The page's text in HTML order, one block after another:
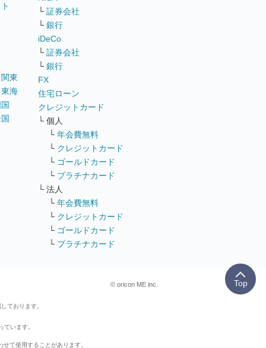
関東
東海
└ 証券会社
└ 銀行
iDeCo
└ 証券会社
└ 銀行
FX
住宅ローン
クレジットカード
└ 個人
└ 年会費無料
└ クレジットカード
└ ゴールドカード
└ プラチナカード
└ 法人
└ 年会費無料
└ クレジットカード
└ ゴールドカード
└ プラチナカード
© oricon ME inc.
ております。
います。
て使用することがあります。
Top